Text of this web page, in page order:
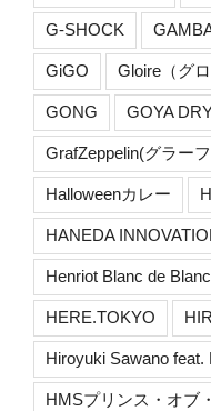
G-SHOCK
GiGO Gloire（グロ
GONG GOYA
GrafZeppelin(グラー
Halloweenカレー
HANEDA
Henriot Blanc de
HERE.TOKYO
Hiroyuki Sawano feat.
HMSプリンス・オブ